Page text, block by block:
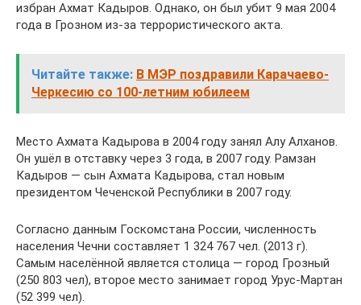
избран Ахмат Кадыров. Однако, он был убит 9 мая 2004
года в Грозном из-за террористического акта.
Читайте также: В МЭР поздравили Карачаево-
Черкесию со 100-летним юбилеем
Место Ахмата Кадырова в 2004 году занял Алу Алханов.
Он ушёл в отставку через 3 года, в 2007 году. Рамзан
Кадыров — сын Ахмата Кадырова, стал новым
президентом Чеченской Республики в 2007 году.
Согласно данным Госкомстана России, численность
населения Чечни составляет 1 324 767 чел. (2013 г).
Самым населённой является столица — город Грозный
(250 803 чел), второе место занимает город Урус-Мартан
(52 399 чел).